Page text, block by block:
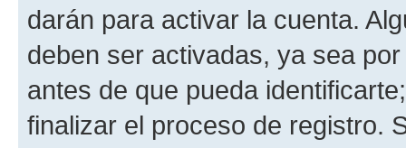
darán para activar la cuenta.
deben ser activadas, ya sea
antes de que pueda
finalizar el proceso de registro.